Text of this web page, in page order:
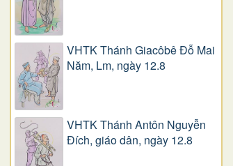
VHTK Thánh Giacôbê Ðỗ Mai
Năm, Lm, ngày 12.8
VHTK Thánh Antôn Nguyễn
Ðích, giáo dân, ngày 12.8